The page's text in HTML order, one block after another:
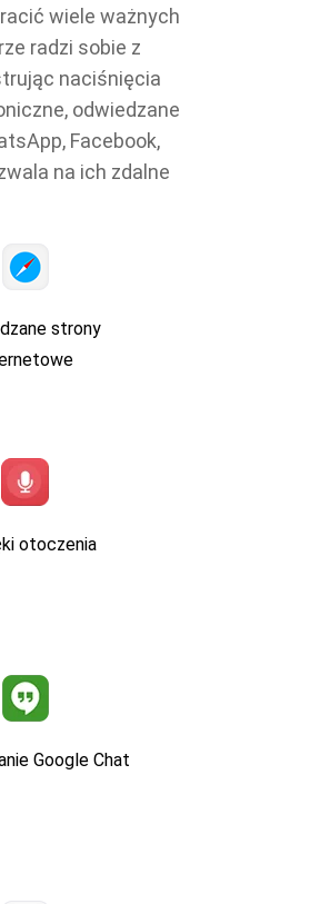
wiele ważnych
radzi sobie z
naciśnięcia
odwiedzane
Facebook,
na ich zdalne
strony
otoczenia
Google Chat